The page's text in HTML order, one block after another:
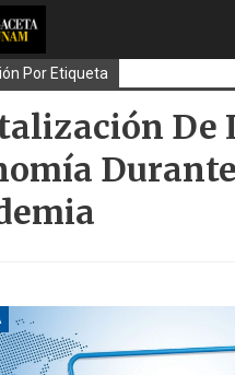
Por Etiqueta
De